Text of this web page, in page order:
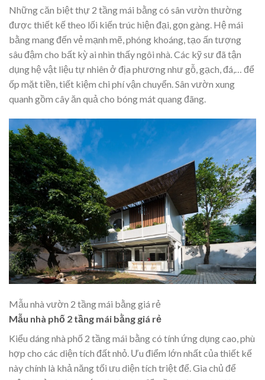
Những căn biệt thự 2 tầng mái bằngcó sân vườn thường
được thiết kế theo lối kiến trúc hiện đại, gọn gàng. Hệ mái
bằng mang đến vẻ mạnh mẽ, phóng khoáng, tạo ấn tượng
sâu đậm cho bất kỳ ai nhìn thấy ngôi nhà. Các kỹ sư đã tận
dụng hệ vật liệu tự nhiên ở địa phương như gỗ, gạch, đá,… để
ốp mặt tiền, tiết kiệm chi phí vận chuyển. Sân vườn xung
quanh gồm cây ăn quả cho bóng mát quang đãng.
Mẫu nhà vườn 2 tầng mái bằng giá rẻ
Mẫu nhà phố 2 tầng mái bằng giá rẻ
Kiểu dáng nhà phố 2 tầng mái bằng có tính ứng dụng cao, phù
hợp cho các diện tích đất nhỏ. Ưu điểm lớn nhất của thiết kế
này chính là khả năng tối ưu diện tích triệt để. Gia chủ để